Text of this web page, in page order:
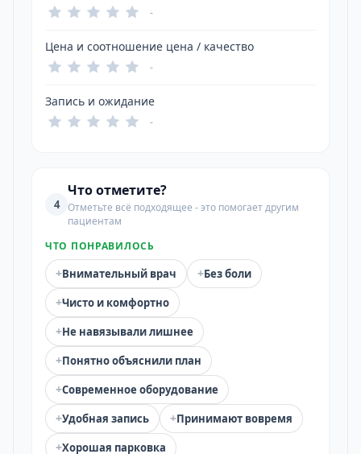
-
Цена и соотношение цена / качество
-
Запись и ожидание
-
4
Что отметите?
Отметьте всё подходящее - это помогает другим
пациентам
ЧТО ПОНРАВИЛОСЬ
+Внимательный врач +Без боли
+Чисто и комфортно
+Не навязывали лишнее
+Понятно объяснили план
+Современное оборудование
+Удобная запись +Принимают вовремя
+Хорошая парковка